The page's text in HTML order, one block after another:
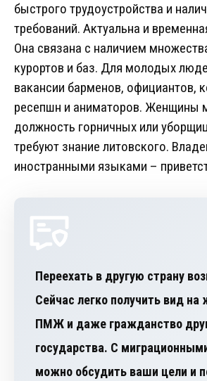
быстрого трудоустройства и
требований. Актуальна и
Она связана с наличием
курортов и баз. Для молодых
вакансии барменов, официантов,
ресепшн и аниматоров. Женщины
должность горничных или
требуют знание литовского.
иностранными языками –
Переехать в другую страну
Сейчас легко получить вид на
ПМЖ и даже гражданство
государства. С
можно обсудить ваши цели и